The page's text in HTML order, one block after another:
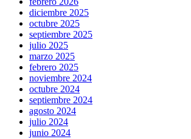
diciembre 2025
octubre 2025
septiembre 2025
julio 2025
marzo 2025
febrero 2025
noviembre 2024
octubre 2024
septiembre 2024
agosto 2024
julio 2024
junio 2024